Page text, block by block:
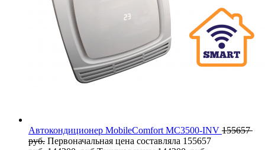
Автокондиционер MobileComfort MC3500-INV 155657
руб. Первоначальная цена составляла 155657